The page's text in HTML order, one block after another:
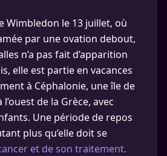
Wimbledon le 13 juillet, où
par une ovation debout,
n’a pas fait d’apparition
elle est partie en vacances
à Céphalonie, une île de
de la Grèce, avec
Une période de repos
plus qu’elle doit se
et de son traitement.